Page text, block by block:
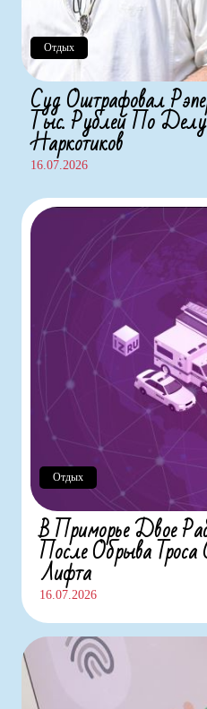
Отдых
Суд Оштрафовал
Тыс. Рублей По
Наркотиков
16.07.2026
В Приморье Двое
После Обрыва Троса
Лифта
16.07.2026
Отдых